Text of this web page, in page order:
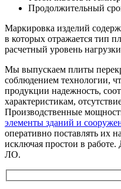
Продолжительный
Маркировка изделий
в которых отражается тип
расчетный уровень
Мы выпускаем плиты
соблюдением технологии,
продукции надежность,
характеристикам,
Производственные
элементы зданий и
оперативно поставлять их
исключая простои в
ЛО.